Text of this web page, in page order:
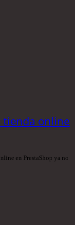
tienda online
en PrestaShop ya no